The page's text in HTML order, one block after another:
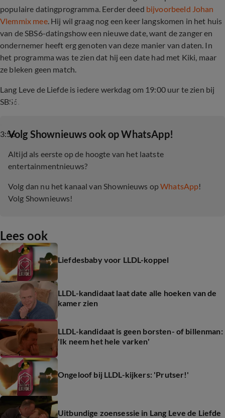
populaire datingprogramma. Eerder deed bijvoorbeeld Johan
Vlemmix mee. Hij wil graag nog een keer langskomen in het huis
van de SBS6-datingshow een nieuwe date, want de zanger en
ondernemer heeft erg genoten van deze manier van daten. In
het programma was te zien dat hij een date had met Kiki, maar
ze bleken geen match.
Lang Leve de Liefde is iedere werkdag om 19:00 uur te zien bij
SBS6.
3:56
Johan Vlemmix in Lang Leve De Liefde
‎Volg Shownieuws ook op WhatsApp!
Altijd als eerste op de hoogte van het laatste
entertainmentnieuws?
Volg dan nu het kanaal van Shownieuws opWhatsApp!
Volg Shownieuws!
Lees ook
Liefdesbaby voor LLDL-koppel
LLDL-kandidaat laat date alle hoeken van de
kamer zien
LLDL-kandidaat is geen borsten- of billenman:
'Ik neem het hele varken'
Ongeloof bij LLDL-kijkers: 'Prutser!'
Uitbundige zoensessie in Lang Leve de Liefde